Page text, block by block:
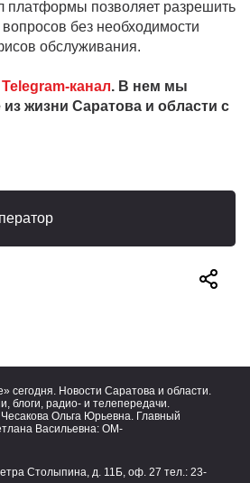
платформы позволяет разрешить
без необходимости
обслуживания.
Telegram-канал. В нем мы
жизни Саратова и области с
сегодня. Новости Саратова и области.
блоги, радио- и телепередачи.
Ольга Юрьевна. Главный
Васильевна: OM-
Столыпина, д. 11Б, оф. 27 тел.: 23-